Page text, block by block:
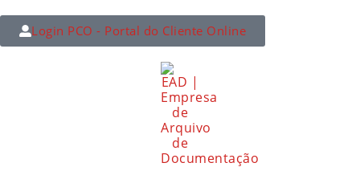
Login PCO - Portal do Cliente Online